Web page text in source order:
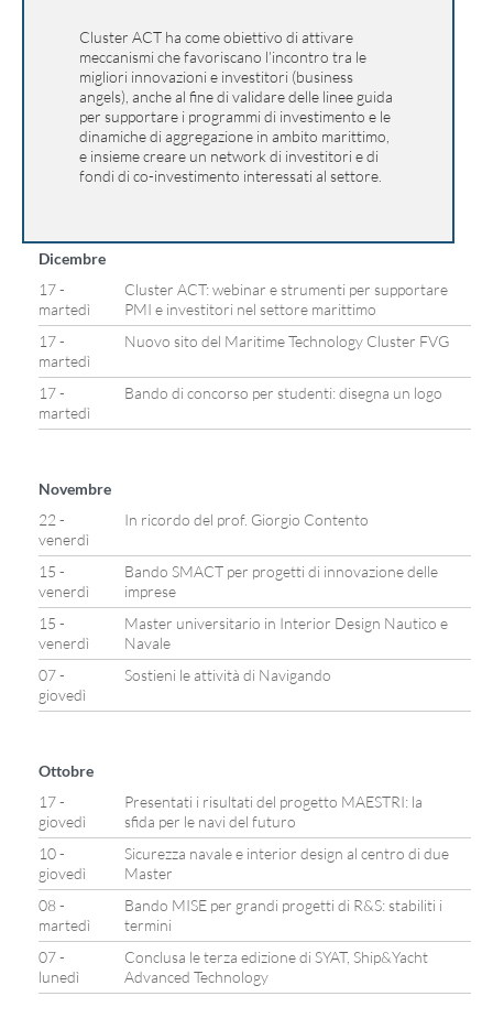
Cluster ACT ha come obiettivo di attivare
meccanismi che favoriscano l’incontro tra le
migliori innovazioni e investitori (business
angels), anche al fine di validare delle linee guida
per supportare i programmi di investimento e le
dinamiche di aggregazione in ambito marittimo,
e insieme creare un network di investitori e di
fondi di co-investimento interessati al settore.
Dicembre
17 -
martedì
Cluster ACT: webinar e strumenti per supportare
PMI e investitori nel settore marittimo
17 -
martedì
Nuovo sito del Maritime Technology Cluster FVG
17 -
martedì
Bando di concorso per studenti: disegna un logo
Novembre
22 -
venerdì
In ricordo del prof. Giorgio Contento
15 -
venerdì
Bando SMACT per progetti di innovazione delle
imprese
15 -
venerdì
Master universitario in Interior Design Nautico e
Navale
07 -
giovedì
Sostieni le attività di Navigando
Ottobre
17 -
giovedì
Presentati i risultati del progetto MAESTRI: la
sfida per le navi del futuro
10 -
giovedì
Sicurezza navale e interior design al centro di due
Master
08 -
martedì
Bando MISE per grandi progetti di R&S: stabiliti i
termini
07 -
lunedì
Conclusa le terza edizione di SYAT, Ship&Yacht
Advanced Technology